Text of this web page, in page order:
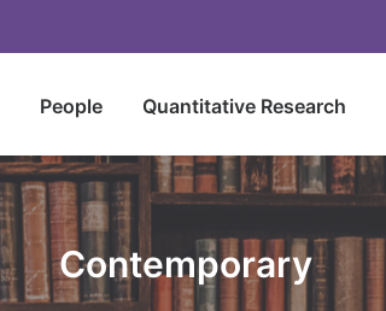
People Quantitative Research
Contemporary